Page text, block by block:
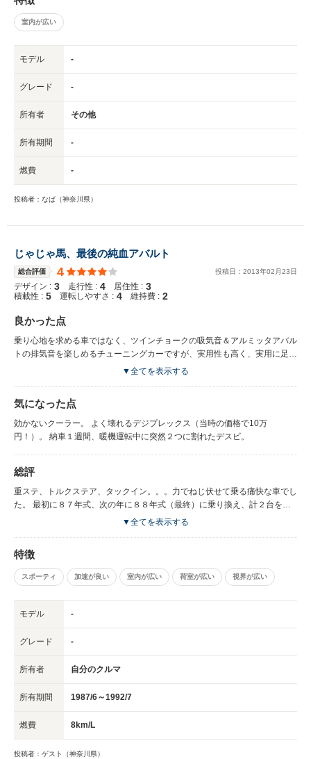
室内が広い
モデル -
グレード -
所有者 その他
所有期間 -
燃費 -
投稿者：なば（神奈川県）
じゃじゃ馬、最後の純血アバルト
総合評価 4 投稿日： 2013年02 月23日
デザイン : 3 走行性 : 4 居住性 : 3
積載性 : 5 運転しやすさ : 4 維持費 : 2
良かった点
乗り心地を求める車ではなく、ツインチョークの吸気音＆アルミッタアバル
トの排気音を楽しめるチューニングカーですが、実用性も高く、実用に足る
後席（畳むと広大な荷室）。 腕の力を鍛えるのに丁度いいノンパワーステ
▼全てを表示する
気になった点
効かないクーラー。 よく壊れるデジプレックス（当時の価格で10万
円！）。 納車１週間、暖機運転中に突然２つに割れたデスビ。
総評
重ステ、トルクステア、タックイン。。。力でねじ伏せて乗る痛快な車でし
た。 最初に８７年式、次の年に８８年式（最終）に乗り換え、計２台を新
車で購入。 最終年式は元々北欧向けのものということで、ヘッドライトウ
▼全てを表示する
特徴
スポーティ 加速が良い 室内が広い 荷室が広い 視界が広い
モデル -
グレード -
所有者 自分のクルマ
所有期間 1987/6～1992/7
燃費 8km/L
投稿者：ゲスト（神奈川県）